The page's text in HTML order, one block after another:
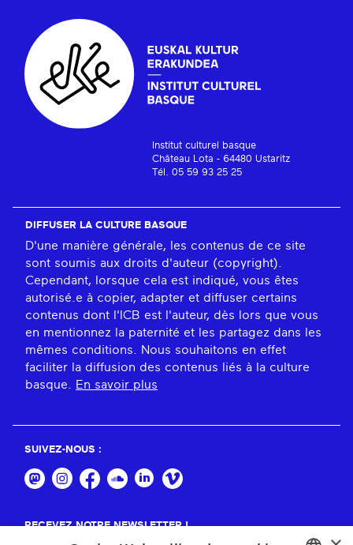
Institut culturel basque
Château Lota - 64480 Ustaritz
Tél. 05 59 93 25 25
DIFFUSER LA CULTURE BASQUE
D'une manière générale, les contenus de ce site
sont soumis aux droits d'auteur (copyright).
Cependant, lorsque cela est indiqué, vous êtes
autorisé.e à copier, adapter et diffuser certains
contenus dont l'ICB est l'auteur, dès lors que vous
en mentionnez la paternité et les partagez dans les
mêmes conditions. Nous souhaitons en effet
faciliter la diffusion des contenus liés à la culture
basque. En savoir plus
SUIVEZ-NOUS :
RECEVEZ NOTRE NEWSLETTER !